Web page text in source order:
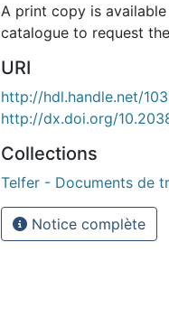
A print copy is
catalogue to request
URI
http://hdl.handle.net/
http://dx.doi.org/
Collections
Telfer - Documents de
Notice complète